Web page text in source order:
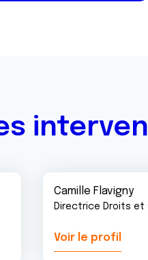
Camille Flavigny
Directrice Droits et
Voir le profil